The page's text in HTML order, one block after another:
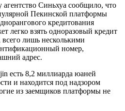
Синьхуа сообщило, что
Пекинской платформы
кредитования
легко взять одноразовый кредит
лишь несколькими
номер,
адрес.
есть 8,2 миллиарда юаней
и находится под надзором
из заемщиков платформы не